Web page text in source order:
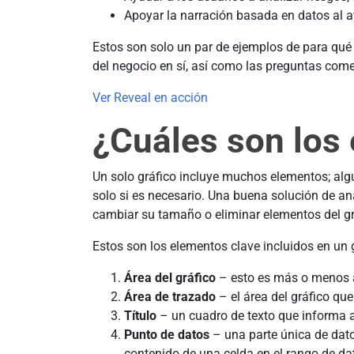
Apoyar la narración basada en datos al
Estos son solo un par de ejemplos de para
del negocio en sí, así como las preguntas
Ver Reveal en acción
¿Cuáles son
Un solo gráfico incluye muchos elementos;
solo si es necesario. Una buena solución de
cambiar su tamaño o eliminar elementos del
Estos son los elementos clave incluidos en un
Área del gráfico – esto es más o
Área de trazado – el área del gráfico
Título – un cuadro de texto que informa
Punto de datos – una parte única de